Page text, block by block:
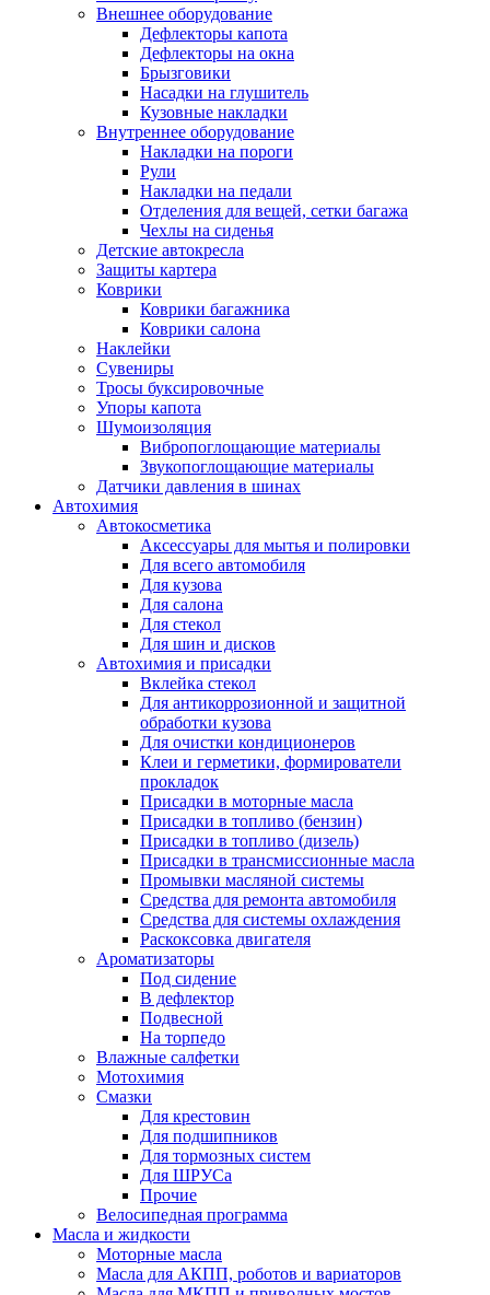
Внешнее оборудование
Дефлекторы капота
Дефлекторы на окна
Брызговики
Насадки на глушитель
Кузовные накладки
Внутреннее оборудование
Накладки на пороги
Рули
Накладки на педали
Отделения для вещей, сетки багажа
Чехлы на сиденья
Детские автокресла
Защиты картера
Коврики
Коврики багажника
Коврики салона
Наклейки
Сувениры
Тросы буксировочные
Упоры капота
Шумоизоляция
Вибропоглощающие материалы
Звукопоглощающие материалы
Датчики давления в шинах
Автохимия
Автокосметика
Аксессуары для мытья и полировки
Для всего автомобиля
Для кузова
Для салона
Для стекол
Для шин и дисков
Автохимия и присадки
Вклейка стекол
Для антикоррозионной и защитной
обработки кузова
Для очистки кондиционеров
Клеи и герметики, формирователи
прокладок
Присадки в моторные масла
Присадки в топливо (бензин)
Присадки в топливо (дизель)
Присадки в трансмиссионные масла
Промывки масляной системы
Средства для ремонта автомобиля
Средства для системы охлаждения
Раскоксовка двигателя
Ароматизаторы
Под сидение
В дефлектор
Подвесной
На торпедо
Влажные салфетки
Мотохимия
Смазки
Для крестовин
Для подшипников
Для тормозных систем
Для ШРУСа
Прочие
Велосипедная программа
Масла и жидкости
Моторные масла
Масла для АКПП, роботов и вариаторов